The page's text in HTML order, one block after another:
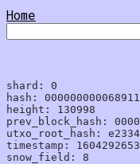
Home
shard: 0
hash:
height: 130998
prev_block_hash:
utxo_root_hash:
timestamp:
snow_field: 8